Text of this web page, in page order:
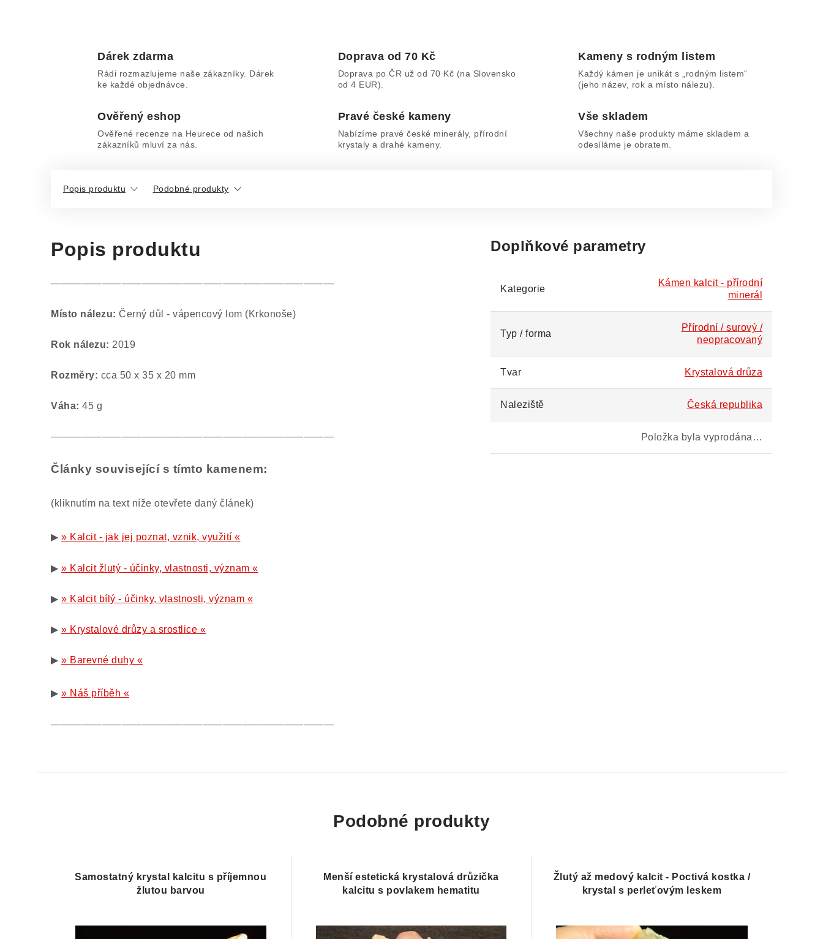
Dárek zdarma
Rádi rozmazlujeme naše zákazníky. Dárek
ke každé objednávce.
Doprava od 70 Kč
Doprava po ČR už od 70 Kč (na Slovensko
od 4 EUR).
Kameny s rodným listem
Každý kámen je unikát s „rodným listem“
(jeho název, rok a místo nálezu).
Ověřený eshop
Ověřené recenze na Heurece od našich
zákazníků mluví za nás.
Pravé české kameny
Nabízíme pravé české minerály, přírodní
krystaly a drahé kameny.
Vše skladem
Všechny naše produkty máme skladem a
odesíláme je obratem.
Popis produktu Podobné produkty
Popis produktu
————————————————————————————
Místo nálezu: Černý důl - vápencový lom (Krkonoše)
Rok nálezu: 2019
Rozměry: cca 50 x 35 x 20 mm
Váha: 45 g
————————————————————————————
Články související s tímto kamenem:
(kliknutím na text níže otevřete daný článek)
▶ » Kalcit - jak jej poznat, vznik, využití «
▶ » Kalcit žlutý - účinky, vlastnosti, význam «
▶ » Kalcit bílý - účinky, vlastnosti, význam «
▶ » Krystalové drůzy a srostlice «
▶ » Barevné duhy «
▶ » Náš příběh «
————————————————————————————
Doplňkové parametry
Kategorie
Kámen kalcit - přírodní
minerál
Typ / forma
Přírodní / surový /
neopracovaný
Tvar Krystalová drůza
Naleziště Česká republika
Položka byla vyprodána…
Podobné produkty
Samostatný krystal kalcitu s příjemnou
žlutou barvou
Menší estetická krystalová drůzička
kalcitu s povlakem hematitu
Žlutý až medový kalcit - Poctivá kostka /
krystal s perleťovým leskem